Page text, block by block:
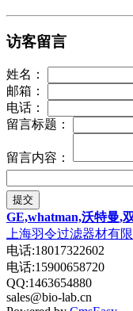
访客留言
姓名：
邮箱：
电话：
留言标题：
留言内容：
提交
GE,whatman,沃特曼,
上海羽令过滤器材有限
电话:18017322602
电话:15900658720
QQ:1463654880
sales@bio-lab.cn